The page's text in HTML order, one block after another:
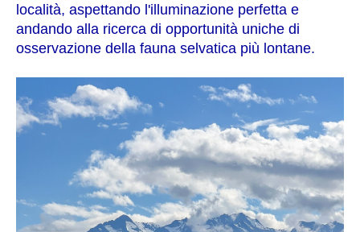
località, aspettando l'illuminazione perfetta e
andando alla ricerca di opportunità uniche di
osservazione della fauna selvatica più lontane.